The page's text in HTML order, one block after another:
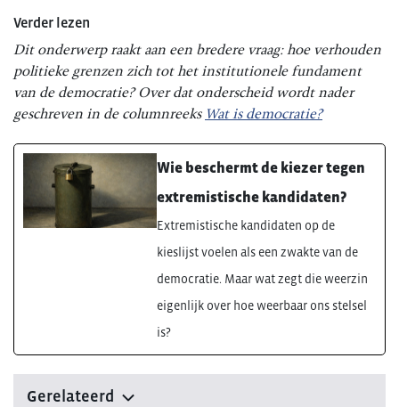
Verder lezen
Dit onderwerp raakt aan een bredere vraag: hoe verhouden
politieke grenzen zich tot het institutionele fundament
van de democratie? Over dat onderscheid wordt nader
geschreven in de columnreeks Wat is democratie?
Wie beschermt de kiezer tegen
extremistische kandidaten?
Extremistische kandidaten op de
kieslijst voelen als een zwakte van de
democratie. Maar wat zegt die weerzin
eigenlijk over hoe weerbaar ons stelsel
is?
Gerelateerd